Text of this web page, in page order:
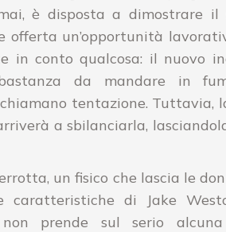
è disposta a dimostrare il
offerta un’opportunità
conto qualcosa: il nuovo
da mandare in
tentazione. Tuttavia,
a sbilanciarla,
un fisico che lascia le
di Jake
prende sul serio alcuna